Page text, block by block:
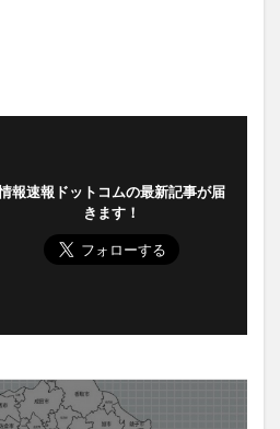
報速報ドットコムの最新記事が届
きます！